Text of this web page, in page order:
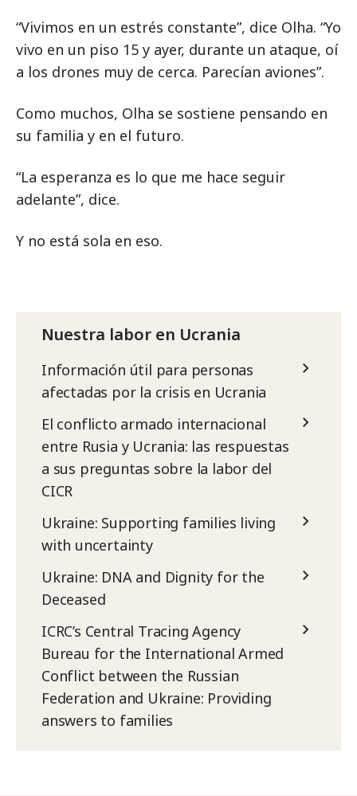
“Vivimos en un estrés constante”, dice Olha. “Yo
vivo en un piso 15 y ayer, durante un ataque, oí
a los drones muy de cerca. Parecían aviones”.
Como muchos, Olha se sostiene pensando en
su familia y en el futuro.
“La esperanza es lo que me hace seguir
adelante”, dice.
Y no está sola en eso.
Nuestra labor en Ucrania
Información útil para personas
afectadas por la crisis en Ucrania
El conflicto armado internacional
entre Rusia y Ucrania: las respuestas
a sus preguntas sobre la labor del
CICR
Ukraine: Supporting families living
with uncertainty
Ukraine: DNA and Dignity for the
Deceased
ICRC’s Central Tracing Agency
Bureau for the International Armed
Conflict between the Russian
Federation and Ukraine: Providing
answers to families